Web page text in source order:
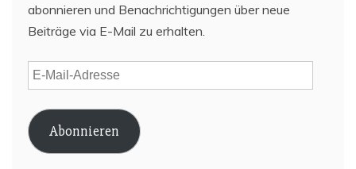
abonnieren und Benachrichtigungen über neue
Beiträge via E-Mail zu erhalten.
E-
Mail-
Adresse
Abonnieren